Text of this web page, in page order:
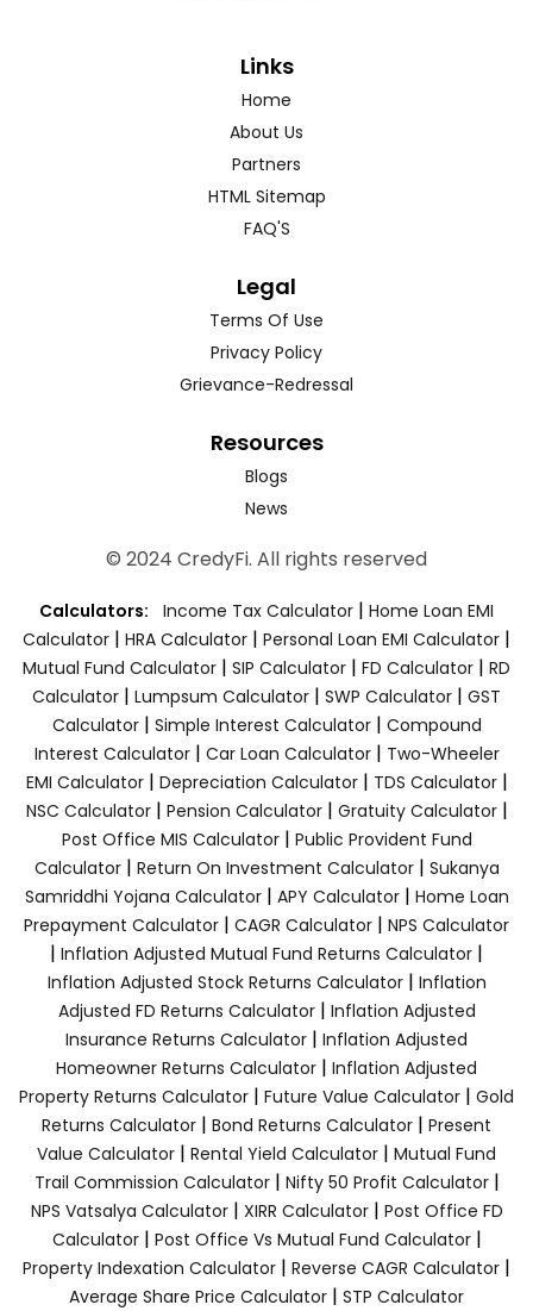
Links
Home
About Us
Partners
HTML Sitemap
FAQ'S
Legal
Terms Of Use
Privacy Policy
Grievance-Redressal
Resources
Blogs
News
© 2024 CredyFi. All rights reserved
Calculators: Income Tax Calculator | Home Loan EMI
Calculator | HRA Calculator | Personal Loan EMI Calculator |
Mutual Fund Calculator | SIP Calculator | FD Calculator | RD
Calculator | Lumpsum Calculator | SWP Calculator | GST
Calculator| Simple Interest Calculator| Compound
Interest Calculator| Car Loan Calculator| Two-Wheeler
EMI Calculator| Depreciation Calculator| TDS Calculator|
NSC Calculator| Pension Calculator| Gratuity Calculator|
Post Office MIS Calculator| Public Provident Fund
Calculator| Return On Investment Calculator| Sukanya
Samriddhi Yojana Calculator| APY Calculator| Home Loan
Prepayment Calculator | CAGR Calculator | NPS Calculator
| Inflation Adjusted Mutual Fund Returns Calculator |
Inflation Adjusted Stock Returns Calculator| Inflation
Adjusted FD Returns Calculator| Inflation Adjusted
Insurance Returns Calculator | Inflation Adjusted
Homeowner Returns Calculator | Inflation Adjusted
Property Returns Calculator | Future Value Calculator | Gold
Returns Calculator | Bond Returns Calculator | Present
Value Calculator | Rental Yield Calculator | Mutual Fund
Trail Commission Calculator| Nifty 50 Profit Calculator|
NPS Vatsalya Calculator| XIRR Calculator| Post Office FD
Calculator| Post Office Vs Mutual Fund Calculator|
Property Indexation Calculator | Reverse CAGR Calculator |
Average Share Price Calculator | STP Calculator